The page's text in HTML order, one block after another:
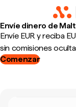
Envíe dinero de
Envíe EUR y reciba
sin comisiones
Comenzar